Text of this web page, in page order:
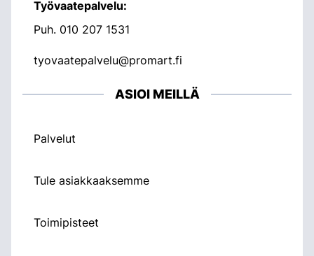
Työvaatepalvelu:
Puh. 010 207 1531
tyovaatepalvelu@promart.fi
ASIOI MEILLÄ
Palvelut
Tule asiakkaaksemme
Toimipisteet